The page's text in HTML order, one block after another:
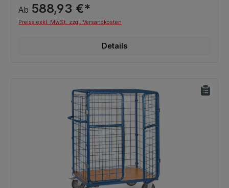
Ab 588,93 €*
Preise exkl. MwSt. zzgl. Versandkosten
Details